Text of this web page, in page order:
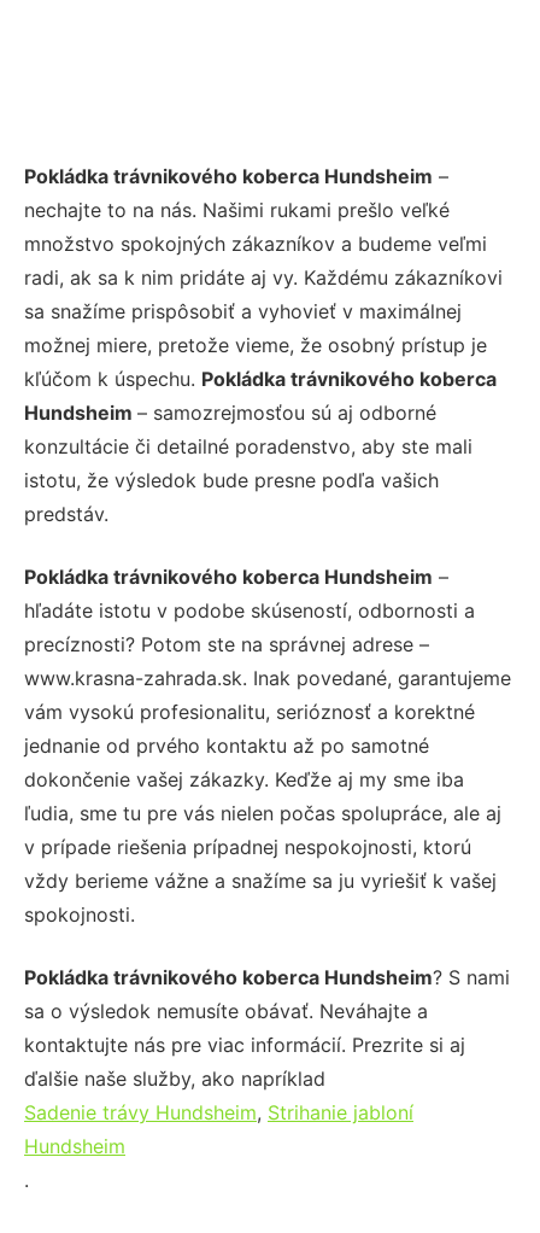
Pokládka trávnikového koberca Hundsheim –
nechajte to na nás. Našimi rukami prešlo veľké
množstvo spokojných zákazníkov a budeme veľmi
radi, ak sa k nim pridáte aj vy. Každému zákazníkovi
sa snažíme prispôsobiť a vyhovieť v maximálnej
možnej miere, pretože vieme, že osobný prístup je
kľúčom k úspechu. Pokládka trávnikového koberca
Hundsheim – samozrejmosťou sú aj odborné
konzultácie či detailné poradenstvo, aby ste mali
istotu, že výsledok bude presne podľa vašich
predstáv.
Pokládka trávnikového koberca Hundsheim –
hľadáte istotu v podobe skúseností, odbornosti a
precíznosti? Potom ste na správnej adrese –
www.krasna-zahrada.sk. Inak povedané, garantujeme
vám vysokú profesionalitu, serióznosť a korektné
jednanie od prvého kontaktu až po samotné
dokončenie vašej zákazky. Keďže aj my sme iba
ľudia, sme tu pre vás nielen počas spolupráce, ale aj
v prípade riešenia prípadnej nespokojnosti, ktorú
vždy berieme vážne a snažíme sa ju vyriešiť k vašej
spokojnosti.
Pokládka trávnikového koberca Hundsheim? S nami
sa o výsledok nemusíte obávať. Neváhajte a
kontaktujte nás pre viac informácií. Prezrite si aj
ďalšie naše služby, ako napríklad
Sadenie trávy Hundsheim, Strihanie jabloní
Hundsheim
.